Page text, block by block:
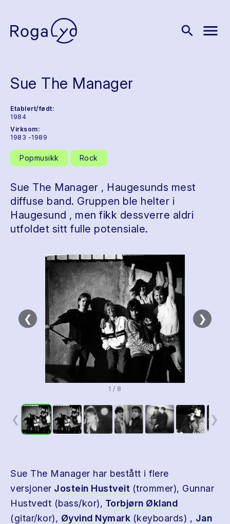
search menu
Sue The Manager
Etablert/født:
1984
Virksom:
1983 -1989
Popmusikk Rock
Sue The Manager , Haugesunds mest
diffuse band. Gruppen ble helter i
Haugesund , men fikk dessverre aldri
utfoldet sitt fulle potensiale.
❮ ❯
1 / 8
❮ ❯
Sue The Manager har bestått i flere
versjoner Jostein Hustveit (trommer), Gunnar
Hustvedt (bass/kor), Torbjørn Økland
(gitar/kor), Øyvind Nymark (keyboards) , Jan